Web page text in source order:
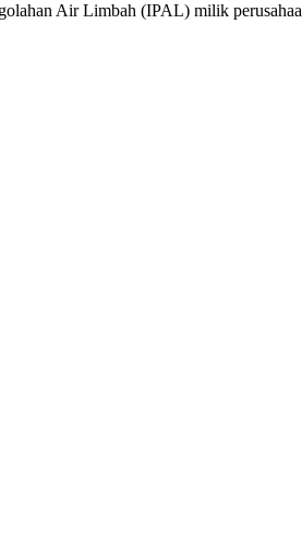
Air Limbah (IPAL) milik